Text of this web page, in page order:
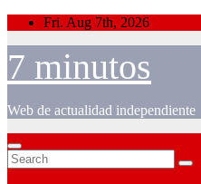
Skip
content
Fri. Aug 7th, 2026
7 minutos
Web de actualidad independiente